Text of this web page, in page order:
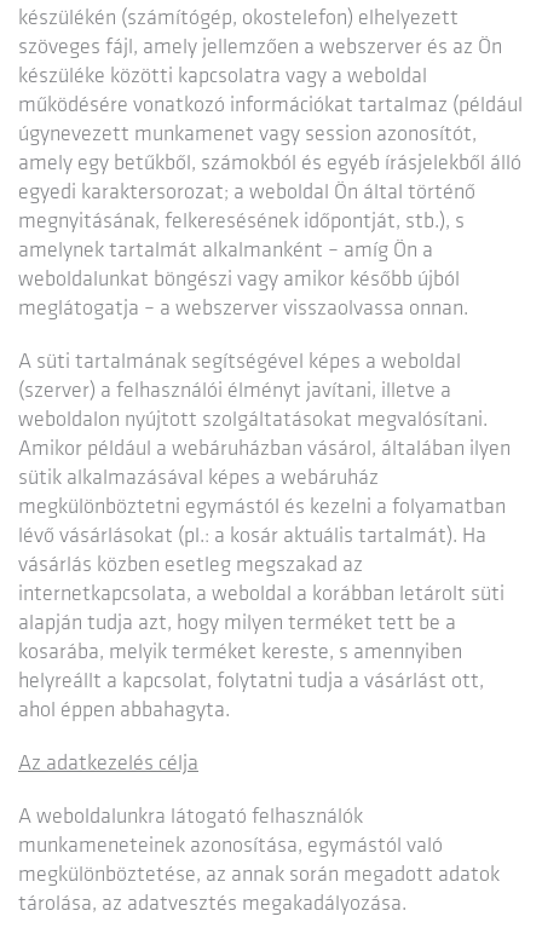
készülékén (számítógép, okostelefon) elhelyezett
szöveges fájl, amely jellemzően a webszerver és az Ön
készüléke közötti kapcsolatra vagy a weboldal
működésére vonatkozó információkat tartalmaz (például
úgynevezett munkamenet vagy session azonosítót,
amely egy betűkből, számokból és egyéb írásjelekből álló
egyedi karaktersorozat; a weboldal Ön által történő
megnyitásának, felkeresésének időpontját, stb.), s
amelynek tartalmát alkalmanként – amíg Ön a
weboldalunkat böngészi vagy amikor később újból
meglátogatja – a webszerver visszaolvassa onnan.
A süti tartalmának segítségével képes a weboldal
(szerver) a felhasználói élményt javítani, illetve a
weboldalon nyújtott szolgáltatásokat megvalósítani.
Amikor például a webáruházban vásárol, általában ilyen
sütik alkalmazásával képes a webáruház
megkülönböztetni egymástól és kezelni a folyamatban
lévő vásárlásokat (pl.: a kosár aktuális tartalmát). Ha
vásárlás közben esetleg megszakad az
internetkapcsolata, a weboldal a korábban letárolt süti
alapján tudja azt, hogy milyen terméket tett be a
kosarába, melyik terméket kereste, s amennyiben
helyreállt a kapcsolat, folytatni tudja a vásárlást ott,
ahol éppen abbahagyta.
Az adatkezelés célja
A weboldalunkra látogató felhasználók
munkameneteinek azonosítása, egymástól való
megkülönböztetése, az annak során megadott adatok
tárolása, az adatvesztés megakadályozása.